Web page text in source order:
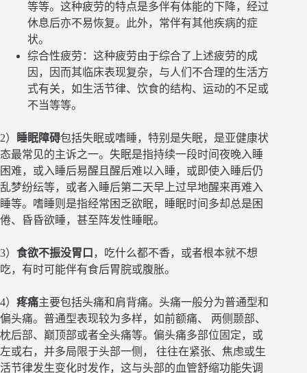
等等。这种疲劳的特点是多伴有体能的下降，经过
休息后亦不易恢复。此外，常伴有其他疾病的症
状。
综合性疲劳：这种疲劳由于综合了上述疲劳的成
因，因而其临床表现复杂，与人们不合理的生活方
式有关，如生活节律、饮食的结构、运动的不足或
不当等等。
2） 睡眠障碍包括失眠或嗜睡，特别是失眠，是亚健康状
态最常见的主诉之一。失眠是指持续一段时间夜晚入睡
困难，或入睡后易醒且醒后难以入睡，或即使入睡后仍
乱梦纷纭等，或者入睡后第二天早上过早地醒来再难入
睡等。嗜睡则是指经常困乏欲眠，睡眠时间多却总是困
倦、昏昏欲睡，甚至阵发性睡眠。
3） 食欲不振没胃口 ，吃什么都不香，或者根本就不想
吃，有时可能伴有食后胃脘或腹胀。
4） 疼痛主要包括头痛和肩背痛。头痛一般分为普通型和
偏头痛。普通型表现较为多样，如前额痛、 两侧颞部、
枕后部、巅顶部或者全头痛等。偏头痛多部位固定，或
左或右，并多局限于头部一侧， 往往在紧张、焦虑或生
活节律发生变化时发作，这与头部的血管舒缩功能失调